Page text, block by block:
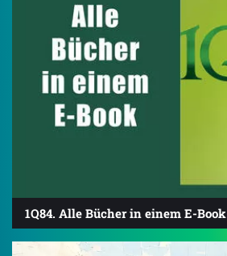
1Q84. Alle Bücher in einem E-Book